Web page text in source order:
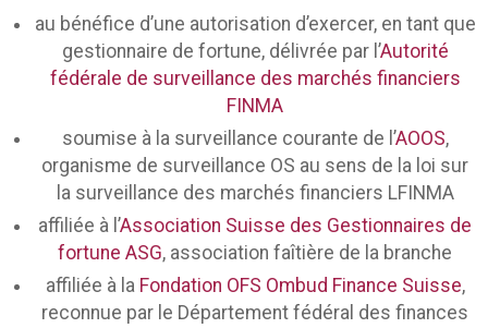
au bénéfice d’une autorisation d’exercer, en tant que
gestionnaire de fortune, délivrée par l’Autorité
fédérale de surveillance des marchés financiers
FINMA
soumise à la surveillance courante de l’AOOS,
organisme de surveillance OS au sens de la loi sur
la surveillance des marchés financiers LFINMA
affiliée à l’Association Suisse des Gestionnaires de
fortune ASG, association faîtière de la branche
affiliée à la Fondation OFS Ombud Finance Suisse,
reconnue par le Département fédéral des finances